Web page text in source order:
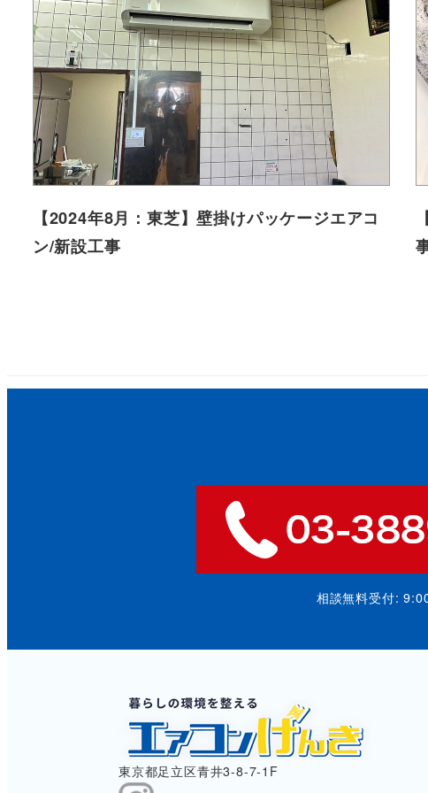
【2024年8月：東芝】壁掛けパッケージエアコ
ン/新設工事
相談無料受付:
東京都足立区青井3-8-7-1F